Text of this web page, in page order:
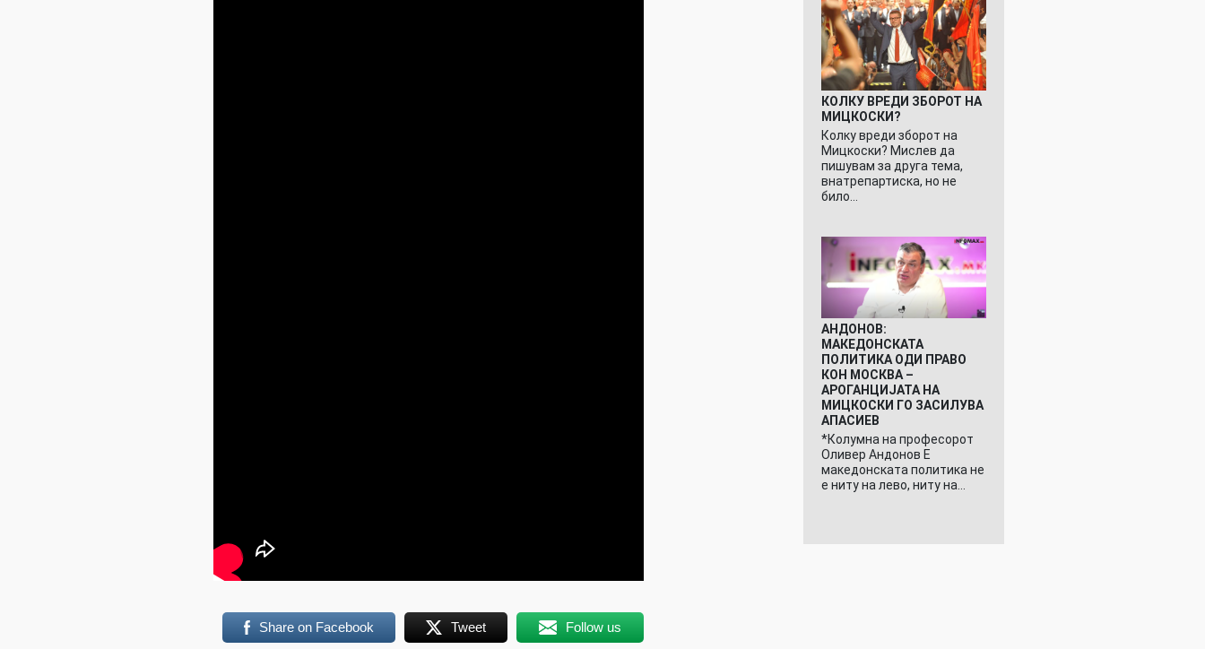
Share on Facebook Tweet Follow us
КОЛКУ ВРЕДИ ЗБОРОТ НА
МИЦКОСКИ?
Колку вреди зборот на
Мицкоски? Мислев да
пишувам за друга тема,
внатрепартиска, но не
било…
АНДОНОВ:
МАКЕДОНСКАТА
ПОЛИТИКА ОДИ ПРАВО
КОН МОСКВА –
АРОГАНЦИЈАТА НА
МИЦКОСКИ ГО ЗАСИЛУВА
АПАСИЕВ
*Колумна на професорот
Оливер Андонов Е
македонската политика не
е ниту на лево, ниту на…